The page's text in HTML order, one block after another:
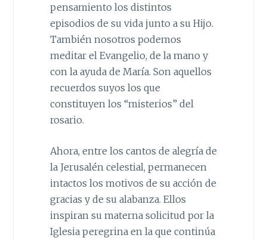
pensamiento los distintos
episodios de su vida junto a su Hijo.
También nosotros podemos
meditar el Evangelio, de la mano y
con la ayuda de María. Son aquellos
recuerdos suyos los que
constituyen los “misterios” del
rosario.
Ahora, entre los cantos de alegría de
la Jerusalén celestial, permanecen
intactos los motivos de su acción de
gracias y de su alabanza. Ellos
inspiran su materna solicitud por la
Iglesia peregrina en la que continúa